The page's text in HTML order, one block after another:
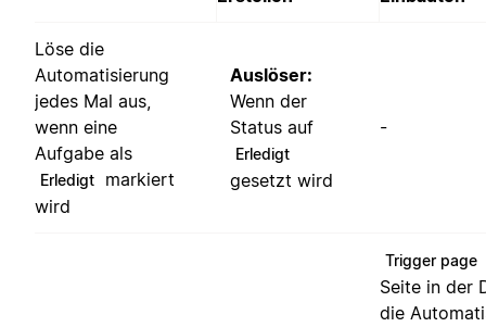
Löse die
Automatisierung
jedes Mal aus,
wenn eine
Aufgabe als
Erledigt
markiert
wird
Auslöser:
Wenn der
Status auf
Erledigt
gesetzt wird
-
Trigger page
Seite in der
die